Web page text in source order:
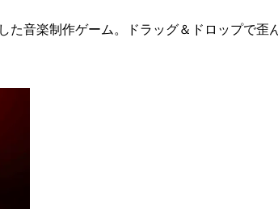
音楽制作ゲーム。ドラッグ＆ドロップで